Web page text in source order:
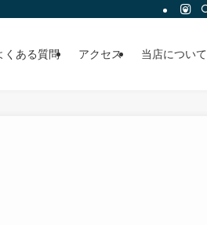
くある質問 アクセス 当店について